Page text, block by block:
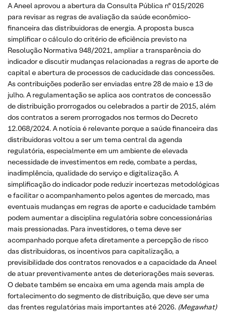
A Aneel aprovou a abertura da Consulta Pública nº 015/2026
para revisar as regras de avaliação da saúde econômico-
financeira das distribuidoras de energia. A proposta busca
simplificar o cálculo do critério de eficiência previsto na
Resolução Normativa 948/2021, ampliar a transparência do
indicador e discutir mudanças relacionadas a regras de aporte de
capital e abertura de processos de caducidade das concessões.
As contribuições poderão ser enviadas entre 28 de maio e 13 de
julho. A regulamentação se aplica aos contratos de concessão
de distribuição prorrogados ou celebrados a partir de 2015, além
dos contratos a serem prorrogados nos termos do Decreto
12.068/2024. A notícia é relevante porque a saúde financeira das
distribuidoras voltou a ser um tema central da agenda
regulatória, especialmente em um ambiente de elevada
necessidade de investimentos em rede, combate a perdas,
inadimplência, qualidade do serviço e digitalização. A
simplificação do indicador pode reduzir incertezas metodológicas
e facilitar o acompanhamento pelos agentes de mercado, mas
eventuais mudanças em regras de aporte e caducidade também
podem aumentar a disciplina regulatória sobre concessionárias
mais pressionadas. Para investidores, o tema deve ser
acompanhado porque afeta diretamente a percepção de risco
das distribuidoras, os incentivos para capitalização, a
previsibilidade dos contratos renovados e a capacidade da Aneel
de atuar preventivamente antes de deteriorações mais severas.
O debate também se encaixa em uma agenda mais ampla de
fortalecimento do segmento de distribuição, que deve ser uma
das frentes regulatórias mais importantes até 2026. (Megawhat)